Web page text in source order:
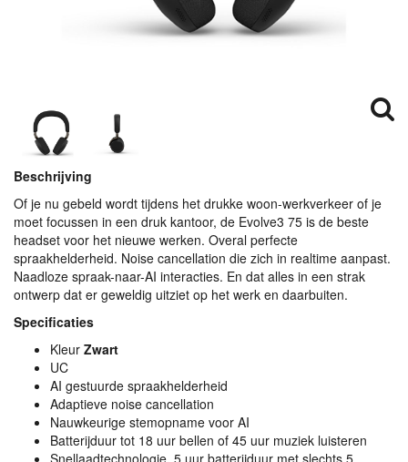
Beschrijving
Of je nu gebeld wordt tijdens het drukke woon-werkverkeer of je
moet focussen in een druk kantoor, de Evolve3 75 is de beste
headset voor het nieuwe werken. Overal perfecte
spraakhelderheid. Noise cancellation die zich in realtime aanpast.
Naadloze spraak-naar-AI interacties. En dat alles in een strak
ontwerp dat er geweldig uitziet op het werk en daarbuiten.
Specificaties
Kleur Zwart
UC
AI gestuurde spraakhelderheid
Adaptieve noise cancellation
Nauwkeurige stemopname voor AI
Batterijduur tot 18 uur bellen of 45 uur muziek luisteren
Snellaadtechnologie. 5 uur batterijduur met slechts 5